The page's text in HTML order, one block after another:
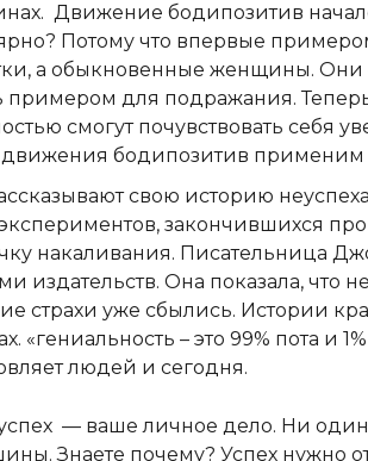
Движение бодипозитив
Потому что впервые
а обыкновенные женщины. Они
примером для подражания.
смогут почувствовать себя
бодипозитив
свою историю
закончившихся
накаливания. Писательница
издательств. Она показала, что
страхи уже сбылись. Истории
«гениальность – это 99% пота и
людей и сегодня.
— ваше личное дело. Ни один
Знаете почему? Успех нужно